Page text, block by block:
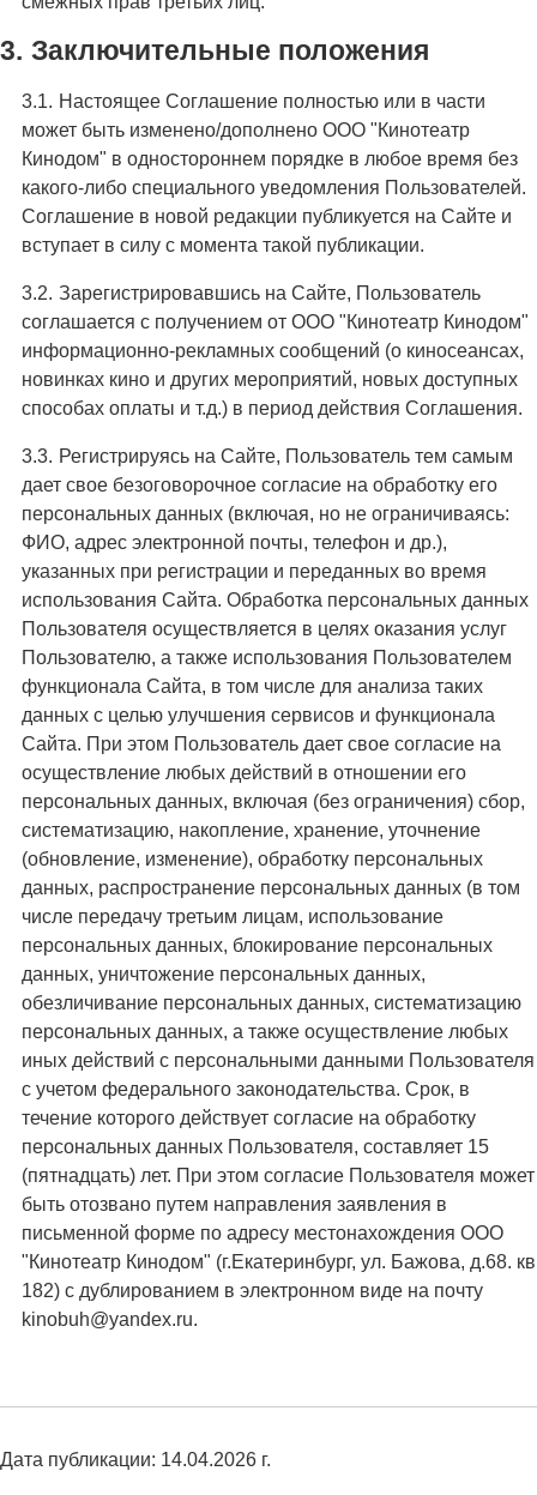
Заключительные положения
Настоящее Соглашение полностью или в части
может быть изменено/дополнено ООО "Кинотеатр
Кинодом" в одностороннем порядке в любое время без
какого-либо специального уведомления Пользователей.
Соглашение в новой редакции публикуется на Сайте и
вступает в силу с момента такой публикации.
Зарегистрировавшись на Сайте, Пользователь
соглашается с получением от ООО "Кинотеатр Кинодом"
информационно-рекламных сообщений (о киносеансах,
новинках кино и других мероприятий, новых доступных
способах оплаты и т.д.) в период действия Соглашения.
Регистрируясь на Сайте, Пользователь тем самым
дает свое безоговорочное согласие на обработку его
персональных данных (включая, но не ограничиваясь:
ФИО, адрес электронной почты, телефон и др.),
указанных при регистрации и переданных во время
использования Сайта. Обработка персональных данных
Пользователя осуществляется в целях оказания услуг
Пользователю, а также использования Пользователем
функционала Сайта, в том числе для анализа таких
данных с целью улучшения сервисов и функционала
Сайта. При этом Пользователь дает свое согласие на
осуществление любых действий в отношении его
персональных данных, включая (без ограничения) сбор,
систематизацию, накопление, хранение, уточнение
(обновление, изменение), обработку персональных
данных, распространение персональных данных (в том
числе передачу третьим лицам, использование
персональных данных, блокирование персональных
данных, уничтожение персональных данных,
обезличивание персональных данных, систематизацию
персональных данных, а также осуществление любых
иных действий с персональными данными Пользователя
с учетом федерального законодательства. Срок, в
течение которого действует согласие на обработку
персональных данных Пользователя, составляет 15
(пятнадцать) лет. При этом согласие Пользователя может
быть отозвано путем направления заявления в
письменной форме по адресу местонахождения ООО
"Кинотеатр Кинодом" (г.Екатеринбург, ул. Бажова, д.68. кв
182) с дублированием в электронном виде на почту
kinobuh@yandex.ru.
Дата публикации: 14.04.2026 г.